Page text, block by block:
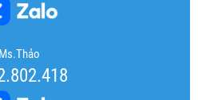
Ms.Thảo